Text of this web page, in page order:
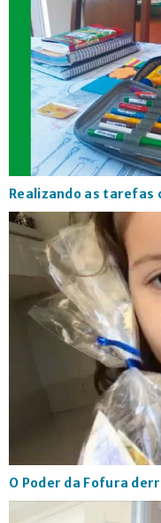
Realizando as tarefas
O Poder da Fofura